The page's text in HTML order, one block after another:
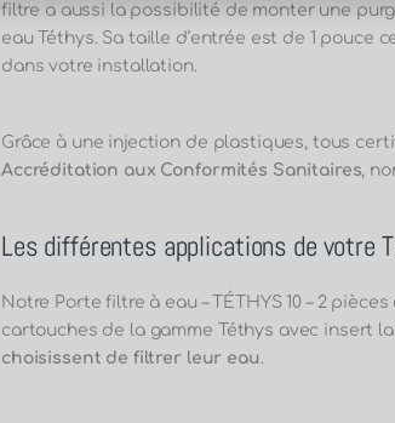
filtre a aussi la possibilité de monter une
eau Téthys. Sa taille d’entrée est de 1
dans votre installation.
Grâce à une injection de plastiques, tous
Accréditation aux Conformités Sanitaires,
Les différentes applications de votre
Notre Porte filtre à eau – TÉTHYS 10 – 2
cartouches de la gamme Téthys avec insert
choisissent de filtrer leur eau.